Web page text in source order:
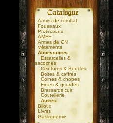
Armes de combat
Fourreaux
Protections
AMHE
Armes de GN
Vêtements
Accessoires
Escarcelles &
sacoches
Ceintures & Boucles
Boites & coffres
Cornes & chopes
Fioles & gourdes
Brassards cuir
Coutellerie
Autres
Bijoux
Livres
Gastronomie